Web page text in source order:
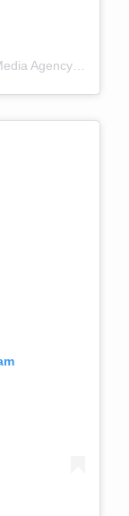
A post shared by Creative Marketing & Media Agency (@thequirkypineapplestudio)